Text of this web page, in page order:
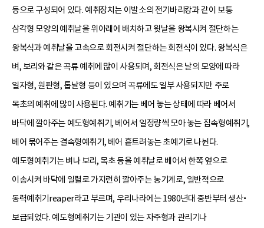
등으로 구성되어 있다. 예취장치는 이발소의 전기바리캉과 같이 보통
삼각형 모양의 예취날을 위아래에 배치하고 윗날을 왕복시켜 절단하는
왕복식과 예취날을 고속으로 회전시켜 절단하는 회전식이 있다. 왕복식은
벼, 보리와 같은 곡류 예취에 많이 사용되며, 회전식은 날의 모양에 따라
일자형, 원판형, 톱날형 등이 있으며 곡류에도 일부 사용되지만 주로
목초의 예취에 많이 사용된다. 예취기는 베어 놓는 상태에 따라 베어서
바닥에 깔아주는 예도형예취기, 베어서 일정량씩 모아 놓는 집속형예취기,
베어 묶어주는 결속형예취기, 베어 흩트려놓는 초예기로 나뉜다.
예도형예취기는 벼나 보리, 목초 등을 예취날로 베어서 한쪽 옆으로
이송시켜 바닥에 일렬로 가지런히 깔아주는 농기계로, 일반적으로
동력예취기reaper라고 부르며, 우리나라에는 1980년대 중반부터 생산•
보급되었다. 예도형예취기는 기관이 있는 자주형과 관리기나